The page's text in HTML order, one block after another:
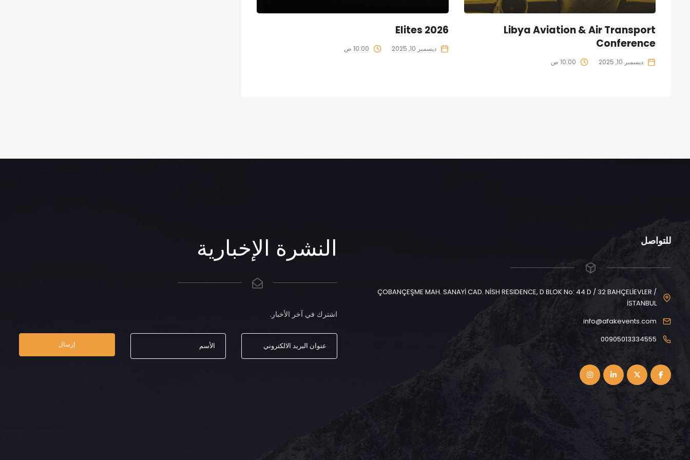
Libya Aviation & Air Transport
Conference
ديسمبر 10, 2025 10:00 ص
Elites 2026
ديسمبر 10, 2025 10:00 ص
للتواصل
ÇOBANÇEŞME MAH. SANAYİ CAD. NİSH RESIDENCE, D BLOK No: 44 D / 32 BAHÇELİEVLER /
İSTANBUL
info@afakevents.com
00905013334555
النشرة الإخبارية
اشترك في آخر الأخبار.
إرسال